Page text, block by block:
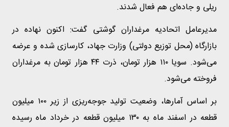
ریلی و جاده‌ای هم فعال شدند.
مدیرعامل اتحادیه مرغداران گوشتی گفت: اکنون نهاده در
بازارگاه (محل توزیع دولتی) وزارت جهاد، کارسازی شده و عرضه
می‌شود. سویا ۱۱۰ هزار تومان، ذرت ۴۴ هزار تومان به مرغداران
فروخته می‌شود.
بر اساس آمارها، وضعیت تولید جوجه‌ریزی از زیر ۱۰۰ میلیون
قطعه در اسفند ماه به ۱۳۰ میلیون قطعه در خرداد ماه رسیده